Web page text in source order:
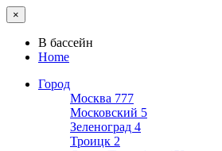
×
В бассейн
Home
Город
Москва 777
Московский 5
Зеленоград 4
Троицк 2